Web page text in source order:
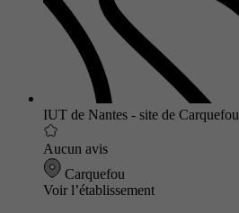
IUT de Nantes - site de Carquefou
Aucun avis
Carquefou
Voir l’établissement